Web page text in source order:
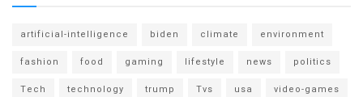
artificial-intelligence biden climate
environment
fashion
food gaming lifestyle news
politics
Tech
technology trump Tvs usa video-games